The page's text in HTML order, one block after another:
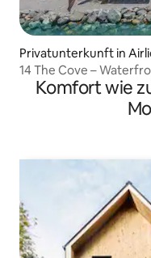
Privatunterkunft in
14 The Cove –
Komfort wie